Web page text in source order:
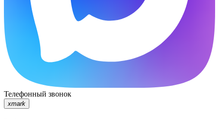
Телефонный звонок
xmark